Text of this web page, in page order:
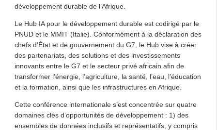
développement durable de l’Afrique.
Le Hub IA pour le développement durable est codirigé par le
PNUD et le MMIT (Italie). Conformément à la déclaration des
chefs d’État et de gouvernement du G7, le Hub vise à créer
des partenariats, des solutions et des investissements
innovants entre le G7 et le secteur privé africain afin de
transformer l’énergie, l’agriculture, la santé, l’eau, l’éducation
et la formation, ainsi que les infrastructures en Afrique.
Cette conférence internationale s’est concentrée sur quatre
domaines clés d’opportunités de développement : 1) des
ensembles de données inclusifs et représentatifs, y compris